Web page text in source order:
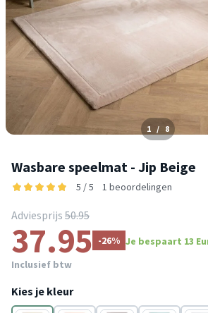
1 / 8
Wasbare speelmat - Jip Beige
5 / 5 1 beoordelingen
Adviesprijs 50.95
37.95 -26% Je bespaart 13
Inclusief btw
Kies je kleur